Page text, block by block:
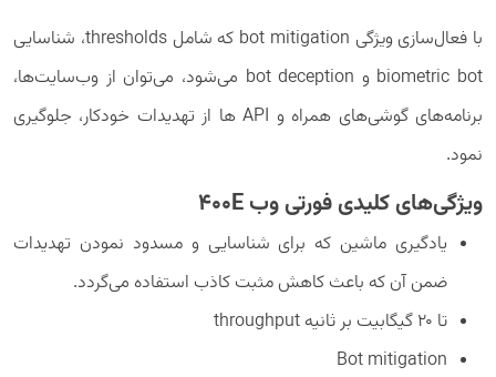
با فعال‌سازی ویژگی bot mitigation که شامل thresholds، شناسایی
biometric bot و bot deception می‌شود، می‌توان از وب‌سایت‌ها،
برنامه‌های گوشی‌های همراه و API ها از تهدیدات خودکار، جلوگیری
نمود.
ویژگی‌های کلیدی فورتی وب400E
یادگیری ماشین که برای شناسایی و مسدود نمودن تهدیدات
ضمن آن که باعث کاهش مثبت کاذب استفاده می‌گردد.
تا ۲۰ گیگابیت بر ثانیه throughput
Bot mitigation